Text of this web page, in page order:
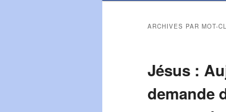
ARCHIVES PAR MOT-
Jésus :
demande